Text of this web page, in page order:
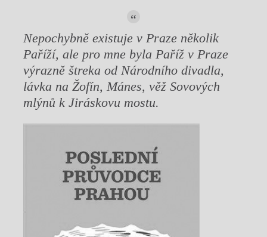
Nepochybně existuje v Praze několik
Paříží, ale pro mne byla Paříž v Praze
výrazně štreka od Národního divadla,
lávka na Žofín, Mánes, věž Sovových
mlýnů k Jiráskovu mostu.